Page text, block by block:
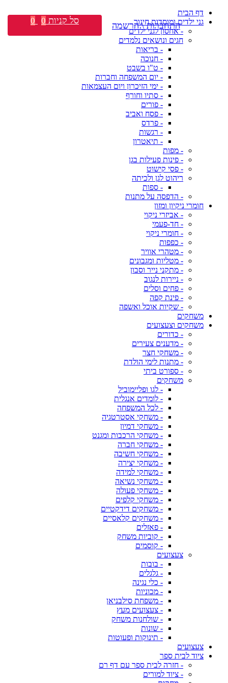
דף הבית
גני ילדים ומוסדות חינוך
- אחסון לגני ילדים
חגים ונושאים נלמדים
- בריאות
- חנוכה
- ט"ו בשבט
- יום המשפחה וחברות
- ימי הזיכרון ויום העצמאות
- סתיו וחורף
- פורים
- פסח ואביב
- פרדס
- רגשות
- תיאטרון
- מפות
- פינות פעילות בגן
- פסי קישוט
ריהוט לגן ולכיתה
- ספות
- הדפסה על מתנות
חומרי ניקיון ומזון
- אביזרי ניקוי
- חד-פעמי
- חומרי ניקוי
- כפפות
- מטהרי אוויר
- מטליות ומגבונים
- מתקני נייר וסבון
- ניירות לנגוב
- פחים וסלים
- פינת קפה
- שקיות אוכל ואשפה
משחקים
משחקים וצעצועים
- כדורים
- מדענים צעירים
- משחקי חצר
- מתנות לימי הולדת
- ספורט ביתי
משחקים
- לגו ופליימוביל
- לומדים אנגלית
- לכל המשפחה
- משחקי אסטרטגיה
- משחקי דמיון
- משחקי הרכבות ומגנט
- משחקי חברה
- משחקי חשיבה
- משחקי יצירה
- משחקי למידה
- משחקי נשיאה
- משחקי פעולה
- משחקי קלפים
- משחקים דידקטיים
- משחקים קלאסיים
- פאזלים
- קוביות משחק
- קוסמים
צעצועים
- בובות
- גלגלים
- כלי נגינה
- מכוניות
- משפחת סילבניאן
- צעצועים מעץ
- שולחנות משחק
- שונות
- תינוקות ופעוטות
צעצועים
ציוד לבית ספר
- חזרה לבית ספר עם דף רם
- ציוד למורים
התחברות \ הרשמה סל קניות 0
0